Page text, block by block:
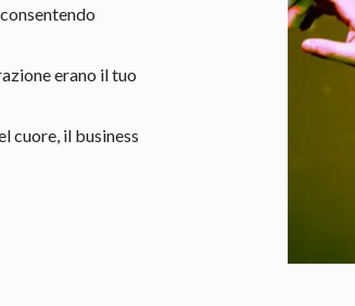
erano il tuo
cuore, il business